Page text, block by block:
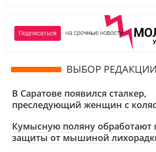
ВЫБОР РЕДАКЦИИ
В Саратове появился сталкер,
преследующий женщин с
Кумысную поляну обработают
защиты от мышиной